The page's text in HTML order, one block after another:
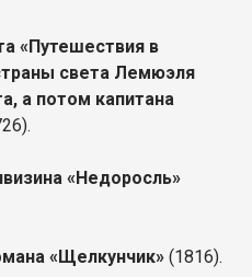
«Путешествия в
света Лемюэля
а потом капитана
«Недоросль»
«Щелкунчик» (1816).